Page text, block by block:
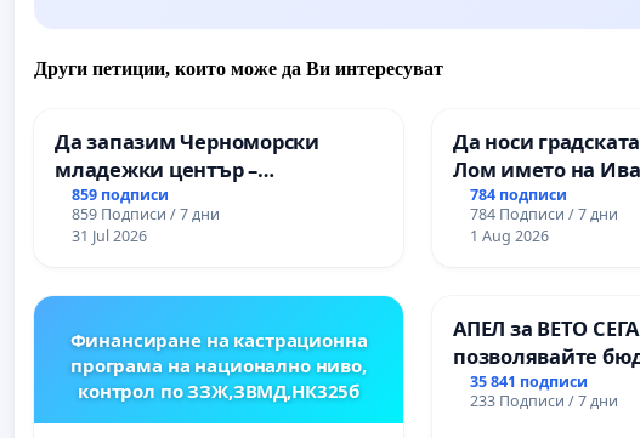
Други петиции, които може да Ви интересуват
Да запазим Черноморски
младежки център –
пространство за младите на
Варна
859 подписи
859 Подписи / 7 дни
31 Jul 2026
Да носи
Лом името на
784 подписи
784 Подписи / 7 дни
1 Aug 2026
Финансиране на кастрационна
програма на национално ниво,
контрол по ЗЗЖ,ЗВМД,НК325б
АПЕЛ за ВЕТО
позволявайте
Радев да
правата ни в
35 841 подписи
233 Подписи / 7 дни